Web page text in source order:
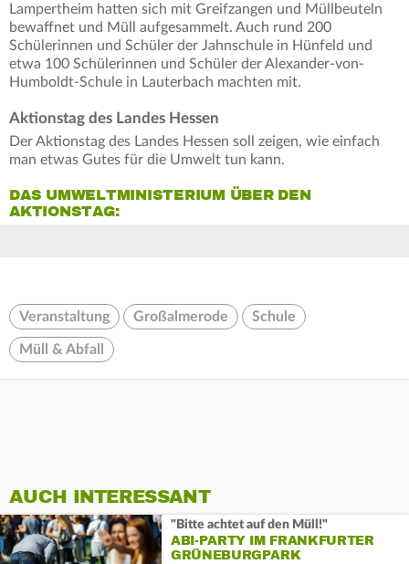
Lampertheim hatten sich mit Greifzangen und Müllbeuteln
bewaffnet und Müll aufgesammelt. Auch rund 200
Schülerinnen und Schüler der Jahnschule in Hünfeld und
etwa 100 Schülerinnen und Schüler der Alexander-von-
Humboldt-Schule in Lauterbach machten mit.
Aktionstag des Landes Hessen
Der Aktionstag des Landes Hessen soll zeigen, wie einfach
man etwas Gutes für die Umwelt tun kann.
DAS UMWELTMINISTERIUM ÜBER DEN
AKTIONSTAG:
Veranstaltung Großalmerode Schule
Müll & Abfall
AUCH INTERESSANT
"Bitte achtet auf den Müll!"
ABI-PARTY IM FRANKFURTER
GRÜNEBURGPARK